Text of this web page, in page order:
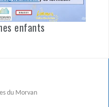
enfants
du Morvan